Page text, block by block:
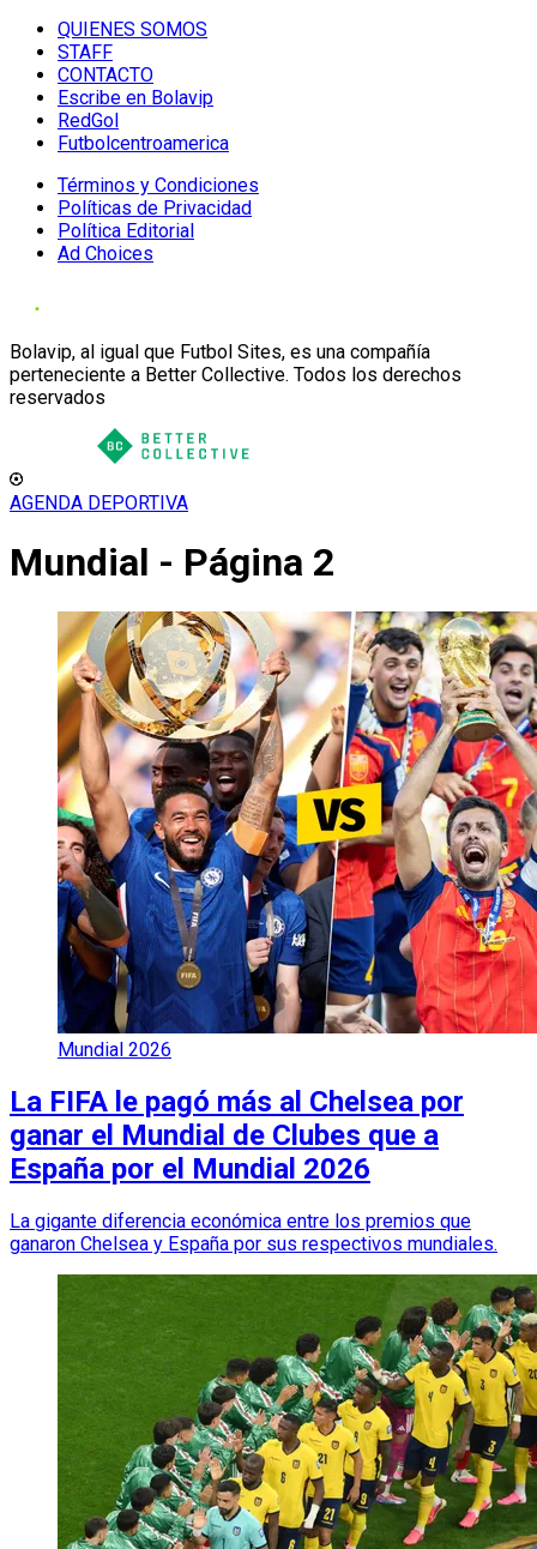
QUIENES SOMOS
STAFF
CONTACTO
Escribe en Bolavip
RedGol
Futbolcentroamerica
Términos y Condiciones
Políticas de Privacidad
Política Editorial
Ad Choices
Bolavip, al igual que Futbol Sites, es una compañía
perteneciente a Better Collective. Todos los derechos
reservados
AGENDA DEPORTIVA
Mundial - Página 2
Mundial 2026
La FIFA le pagó más al Chelsea por
ganar el Mundial de Clubes que a
España por el Mundial 2026
La gigante diferencia económica entre los premios que
ganaron Chelsea y España por sus respectivos mundiales.